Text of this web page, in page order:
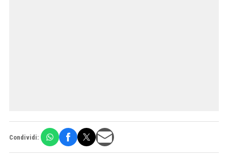
Condividi: